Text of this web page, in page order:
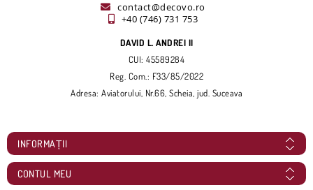
contact@decovo.ro
+40 (746) 731 753
DAVID L. ANDREI II
CUI: 45589284
Reg. Com.: F33/85/2022
Adresa: Aviatorului, Nr.66, Scheia, jud. Suceava
INFORMAȚII
CONTUL MEU